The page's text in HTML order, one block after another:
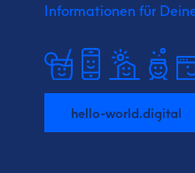
Informationen für
hello-world.digital